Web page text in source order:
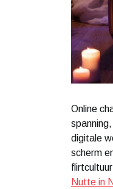
Online
digitale
scherm
Nutte in